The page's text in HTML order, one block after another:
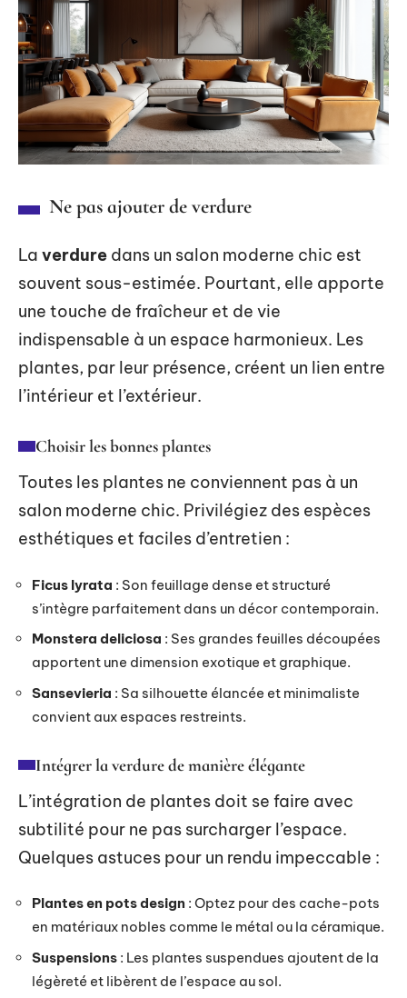
Ne pas ajouter de verdure
La verdure dans un salon moderne chic est
souvent sous-estimée. Pourtant, elle apporte
une touche de fraîcheur et de vie
indispensable à un espace harmonieux. Les
plantes, par leur présence, créent un lien entre
l’intérieur et l’extérieur.
Choisir les bonnes plantes
Toutes les plantes ne conviennent pas à un
salon moderne chic. Privilégiez des espèces
esthétiques et faciles d’entretien :
Ficus lyrata : Son feuillage dense et structuré
s’intègre parfaitement dans un décor contemporain.
Monstera deliciosa : Ses grandes feuilles découpées
apportent une dimension exotique et graphique.
Sansevieria : Sa silhouette élancée et minimaliste
convient aux espaces restreints.
Intégrer la verdure de manière élégante
L’intégration de plantes doit se faire avec
subtilité pour ne pas surcharger l’espace.
Quelques astuces pour un rendu impeccable :
Plantes en pots design : Optez pour des cache-pots
en matériaux nobles comme le métal ou la céramique.
Suspensions : Les plantes suspendues ajoutent de la
légèreté et libèrent de l’espace au sol.